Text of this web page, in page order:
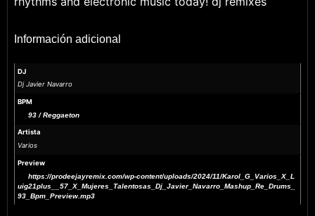
Información adicional
DJ
Dj Javier Navarro
BPM
93 / Reggaeton
Artista
Varios
Preview
https://prodeejayremix.com/wp-content/uploads/2024/11/Karol_G_Varios_X_L
uig21plus__57_X_Mujeres_Talentosas_Dj_Javier_Navarro_Mashup_Re_Drums_
93_Bpm_Preview.mp3